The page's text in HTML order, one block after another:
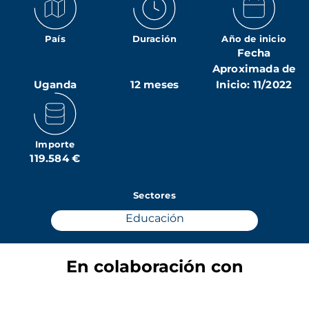
País
Uganda
Duración
12 meses
Año de inicio
Fecha
Aproximada de
Inicio: 11/2022
Importe
119.584 €
Sectores
Educación
En colaboración con